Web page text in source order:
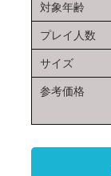
対象年齢
プレイ人数
サイズ
参考価格